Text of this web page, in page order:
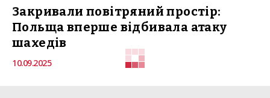
Закривали повітряний простір:
Польща вперше відбивала атаку
шахедів
10.09.2025